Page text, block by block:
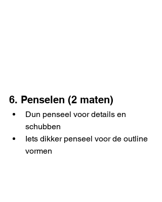
6. Penselen (2 maten)
Dun penseel voor details en
schubben
Iets dikker penseel voor de outline
vormen